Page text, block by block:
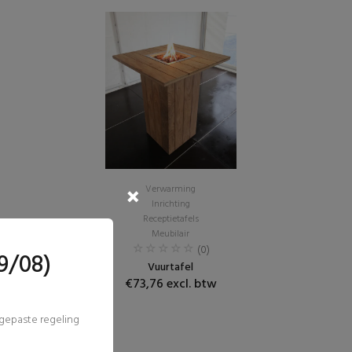
Verwarming
Inrichting
Receptietafels
Meubilair
(0)
Vuurtafel
€73,76 excl. btw
08)
regeling